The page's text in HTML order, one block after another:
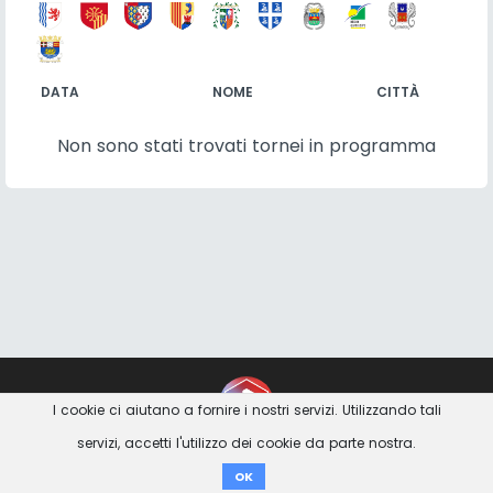
DATA NOME CITTÀ
Non sono stati trovati tornei in programma
Donare
I cookie ci aiutano a fornire i nostri servizi. Utilizzando tali
servizi, accetti l'utilizzo dei cookie da parte nostra.
OK